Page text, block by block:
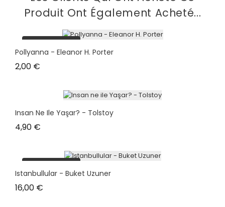
Produit Ont Également Acheté...
plus en stock
Pollyanna - Eleanor H. Porter
2,00 €
Insan Ne Ile Yaşar? - Tolstoy
4,90 €
plus en stock
Istanbullular - Buket Uzuner
16,00 €